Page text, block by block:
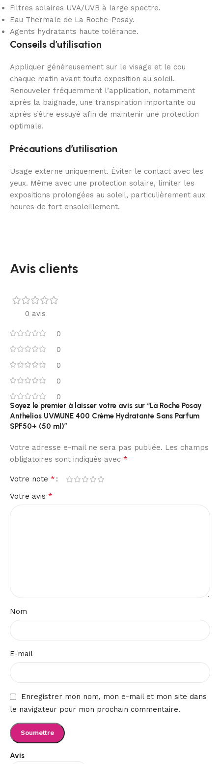
Filtres solaires UVA/UVB à large spectre.
Eau Thermale de La Roche-Posay.
Agents hydratants haute tolérance.
Conseils d’utilisation
Appliquer généreusement sur le visage et le cou
chaque matin avant toute exposition au soleil.
Renouveler fréquemment l’application, notamment
après la baignade, une transpiration importante ou
après s’être essuyé afin de maintenir une protection
optimale.
Précautions d’utilisation
Usage externe uniquement. Éviter le contact avec les
yeux. Même avec une protection solaire, limiter les
expositions prolongées au soleil, particulièrement aux
heures de fort ensoleillement.
Avis clients
0 avis
0
0
0
0
0
Avis
Soyez le premier à laisser votre avis sur “La Roche Posay
Anthelios UVMUNE 400 Crème Hydratante Sans Parfum
SPF50+ (50 ml)”
Votre adresse e-mail ne sera pas publiée. Les champs
obligatoires sont indiqués avec *
Votre note *
Votre avis *
Nom
E-mail
Enregistrer mon nom, mon e-mail et mon site dans
le navigateur pour mon prochain commentaire.